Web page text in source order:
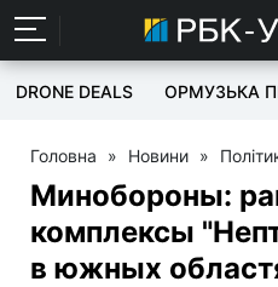
DRONE DEALS ОРМУЗЬКА
Головна » Новини »
Минобороны:
комплексы
в южных